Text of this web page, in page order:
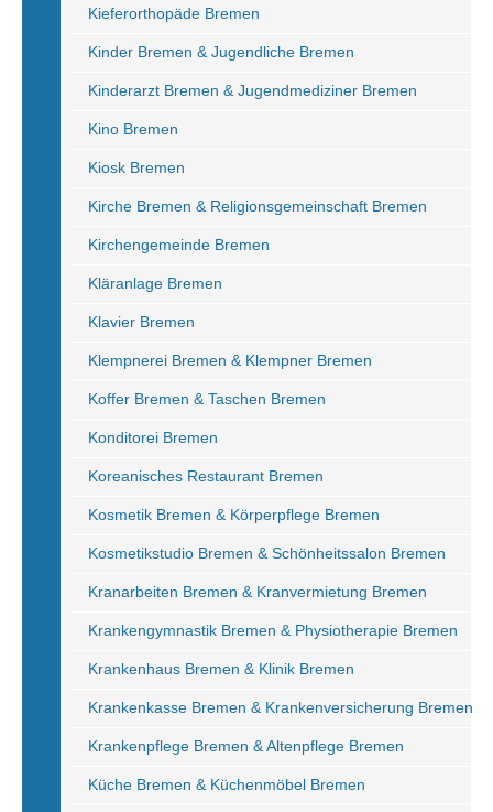
Kieferorthopäde Bremen
Kinder Bremen & Jugendliche Bremen
Kinderarzt Bremen & Jugendmediziner Bremen
Kino Bremen
Kiosk Bremen
Kirche Bremen & Religionsgemeinschaft Bremen
Kirchengemeinde Bremen
Kläranlage Bremen
Klavier Bremen
Klempnerei Bremen & Klempner Bremen
Koffer Bremen & Taschen Bremen
Konditorei Bremen
Koreanisches Restaurant Bremen
Kosmetik Bremen & Körperpflege Bremen
Kosmetikstudio Bremen & Schönheitssalon Bremen
Kranarbeiten Bremen & Kranvermietung Bremen
Krankengymnastik Bremen & Physiotherapie Bremen
Krankenhaus Bremen & Klinik Bremen
Krankenkasse Bremen & Krankenversicherung Bremen
Krankenpflege Bremen & Altenpflege Bremen
Küche Bremen & Küchenmöbel Bremen